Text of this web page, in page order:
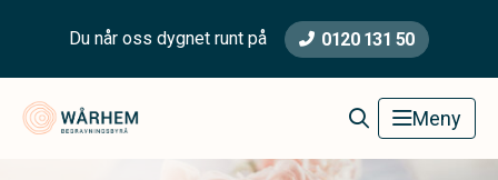
Du når oss dygnet runt på 0120 131 50
Wårhem Begravningsbyrå Meny